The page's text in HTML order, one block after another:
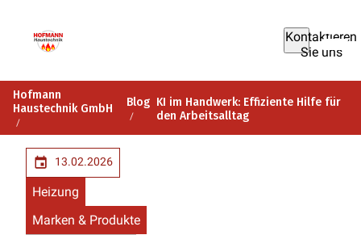
Kontaktieren
Sie uns
Hofmann
Haustechnik GmbH
Blog KI im Handwerk: Effiziente Hilfe für
den Arbeitsalltag
13.02.2026
Heizung
Marken & Produkte